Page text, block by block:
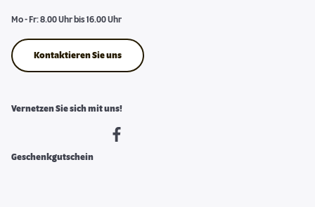
Mo - Fr: 8.00 Uhr bis 16.00 Uhr
Kontaktieren Sie uns
Vernetzen Sie sich mit uns!
Geschenkgutschein